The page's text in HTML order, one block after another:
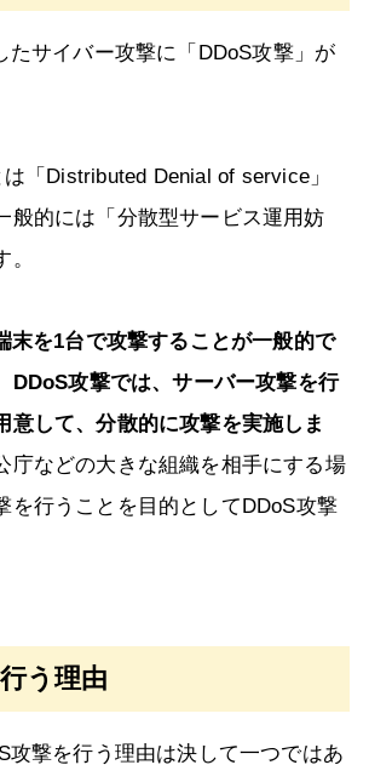
たサイバー攻撃に「DDoS攻撃」が
は「Distributed Denial of service」
般的には「分散型サービス運用妨
末を1台で攻撃することが一般的で
DDoS攻撃では、サーバー攻撃を行
意して、分散的に攻撃を実施しま
庁などの大きな組織を相手にする場
を行うことを目的としてDDoS攻撃
う理由
攻撃を行う理由は決して一つではあ